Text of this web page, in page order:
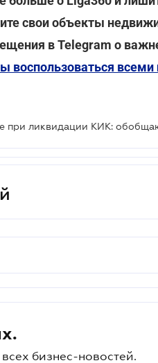
свои объекты
в Telegram о
воспользоваться
бизнес-новостей.